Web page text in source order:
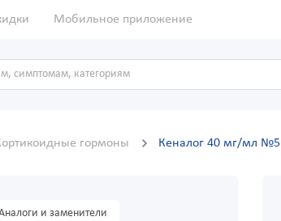
Мобильное приложение
гормоны Кеналог 40 мг/мл №5
и заменители